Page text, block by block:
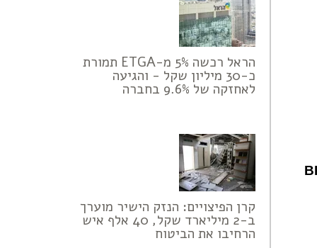
הראל רכשה 5% מ-ETGA תמורת
כ-30 מיליון שקל - והגיעה
לאחזקה של 9.6% בחברה
קרן הפיצויים: הנזק הישיר מוערך
ב-2 מיליארד שקל, 40 אלף איש
הרחיבו את הביטוח